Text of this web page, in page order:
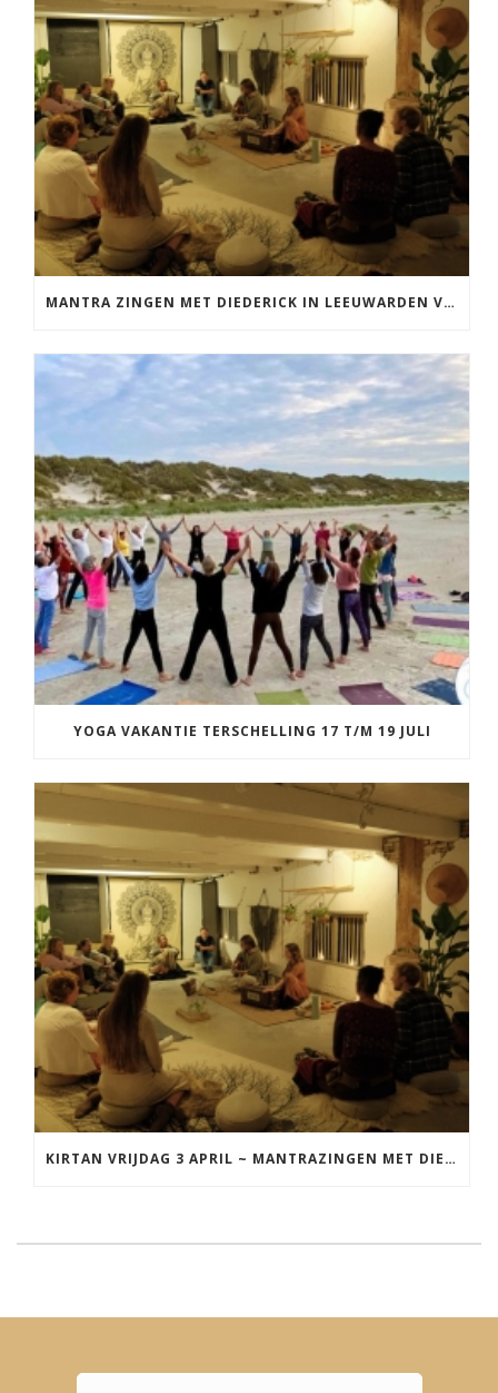
MANTRA ZINGEN MET DIEDERICK IN LEEUWARDEN VRIJDAG 12 JUNI KIRTAN
YOGA VAKANTIE TERSCHELLING 17 T/M 19 JULI
KIRTAN VRIJDAG 3 APRIL ~ MANTRAZINGEN MET DIEDERICK IN LEEUWARDEN